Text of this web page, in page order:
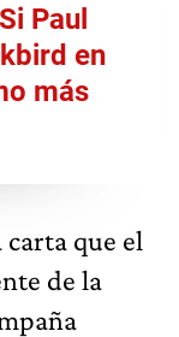
Paul
en
más
carta que el
de la